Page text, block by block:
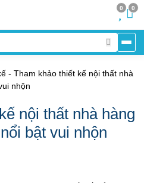
0 0
- Tham khảo thiết kế nội thất nhà
nhộn
nội thất nhà hàng
bật vui nhộn